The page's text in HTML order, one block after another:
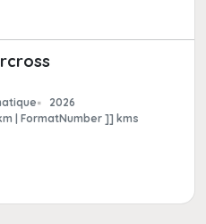
2026
| FormatNumber ]] kms